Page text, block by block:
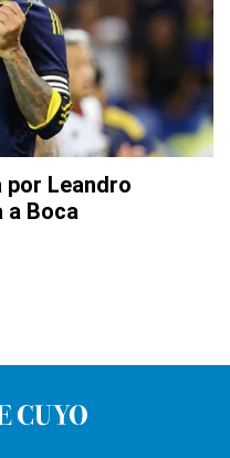
por Leandro
a Boca